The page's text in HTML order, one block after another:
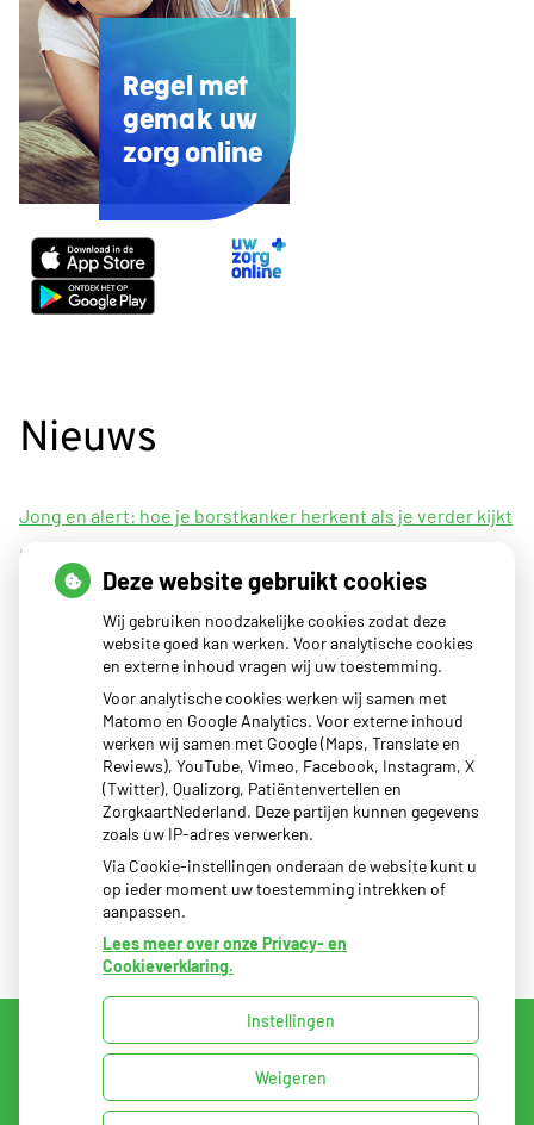
Uw
Zorg
Regel met
gemak uw
zorg online
Nieuws
Jong en alert: hoe je borstkanker herkent als je verder kijkt
dan een knobbeltje
Sinds huisartsen afslankmedicijnen mogen voorschrijven,
neemt gebruik toe
Eigen risico gaat onder toekomstig kabinet omhoog
Schurft sinds corona geen vergeten ziekte meer: aantal
uitbraken fors gestegen
CZ vergoedt zorg van twee gespecialiseerde
revalidatieartsen niet meer
Uw Zorg Online|Beheer
Deze website gebruikt cookies
Wij gebruiken noodzakelijke cookies zodat deze
website goed kan werken. Voor analytische cookies
en externe inhoud vragen wij uw toestemming.
Voor analytische cookies werken wij samen met
Matomo en Google Analytics. Voor externe inhoud
werken wij samen met Google (Maps, Translate en
Reviews), YouTube, Vimeo, Facebook, Instagram, X
(Twitter), Qualizorg, Patiëntenvertellen en
ZorgkaartNederland. Deze partijen kunnen gegevens
zoals uw IP-adres verwerken.
Via Cookie-instellingen onderaan de website kunt u
op ieder moment uw toestemming intrekken of
aanpassen.
Lees meer over onze Privacy- en
Cookieverklaring.
Instellingen
Weigeren